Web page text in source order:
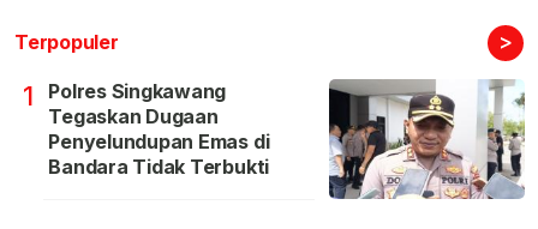
Terpopuler >
1
Polres Singkawang
Tegaskan Dugaan
Penyelundupan Emas di
Bandara Tidak Terbukti